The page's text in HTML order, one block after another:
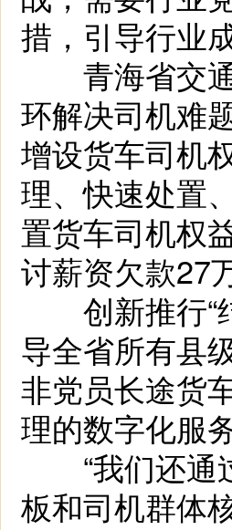
措，引导行业
青海省交通
环解决司机难
增设货车司机
理、快速处置
置货车司机权
讨薪资欠款27
创新推行“
导全省所有县
非党员长途货
理的数字化服
“我们还通
板和司机群体